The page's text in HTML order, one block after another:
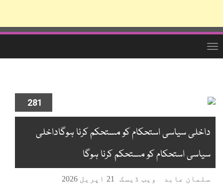
Toggle
281
داخلی سیاسی استحکام کو مستحکم کرنا ہوگاداخلی
سیاسی استحکام کو مستحکم کرنا ہوگا
سلمان عابد ویب ڈیسک 21 اپریل 2026